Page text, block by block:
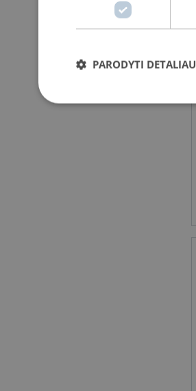
PARODYTI DETALIAU